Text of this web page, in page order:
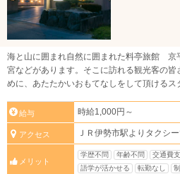
海と山に囲まれ自然に囲まれた料亭旅館 京
宮などがあります。そこに訪れる観光客の
めに、あたたかいおもてなしをして頂けるス
給与 時給1,000円～
アクセス ＪＲ伊勢市駅よりタクシ
メリット
学歴不問 年齢不問 交通費
語学が活かせる
転勤なし